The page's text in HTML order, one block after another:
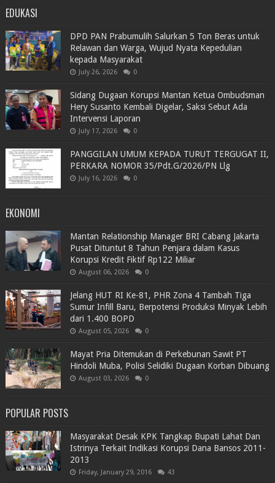
EDUKASI
DPD PAN Prabumulih Salurkan 5 Ton Beras untuk
Relawan dan Warga, Wujud Nyata Kepedulian
kepada Masyarakat
July 26, 2026 0
Sidang Dugaan Korupsi Mantan Ketua Ombudsman
Hery Susanto Kembali Digelar, Saksi Sebut Ada
Intervensi Laporan
July 17, 2026 0
PANGGILAN UMUM KEPADA TURUT TERGUGAT II,
PERKARA NOMOR 35/Pdt.G/2026/PN Llg
July 16, 2026 0
EKONOMI
Mantan Relationship Manager BRI Cabang Jakarta
Pusat Dituntut 8 Tahun Penjara dalam Kasus
Korupsi Kredit Fiktif Rp122 Miliar
August 06, 2026 0
Jelang HUT RI Ke-81, PHR Zona 4 Tambah Tiga
Sumur Infill Baru, Berpotensi Produksi Minyak Lebih
dari 1.400 BOPD
August 05, 2026 0
Mayat Pria Ditemukan di Perkebunan Sawit PT
Hindoli Muba, Polisi Selidiki Dugaan Korban Dibuang
August 03, 2026 0
POPULAR POSTS
Masyarakat Desak KPK Tangkap Bupati Lahat Dan
Istrinya Terkait Indikasi Korupsi Dana Bansos 2011-
2013
Friday, January 29, 2016 43